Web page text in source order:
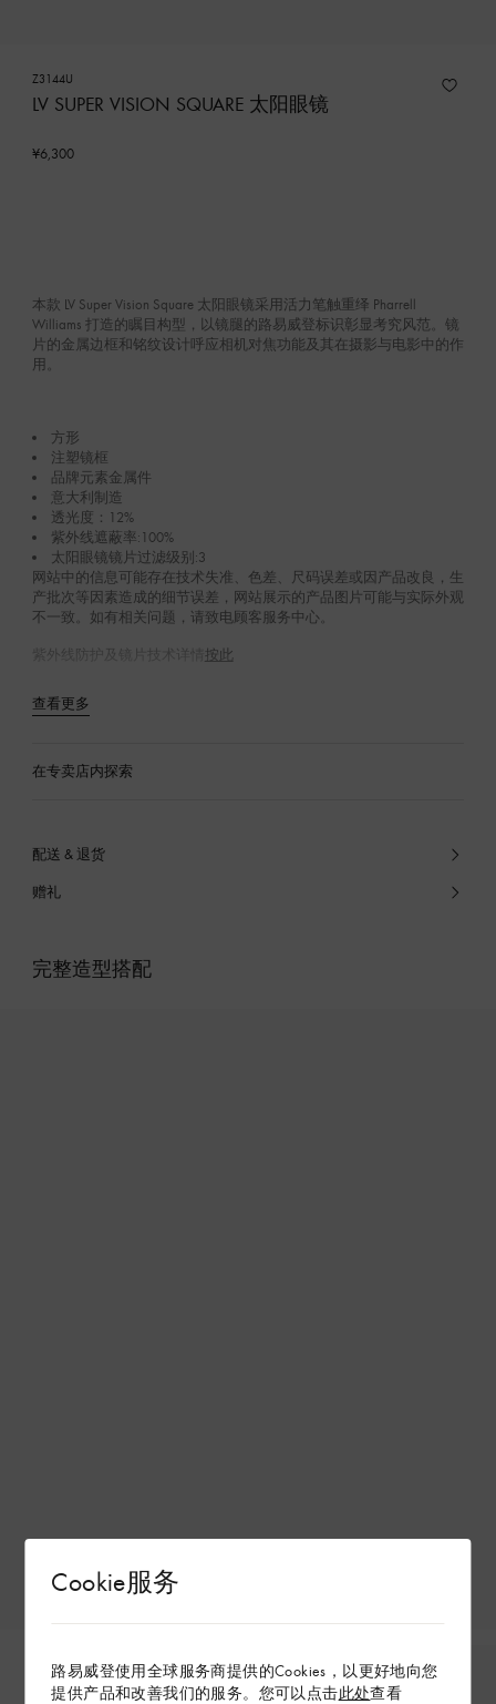
Cookie服务
路易威登使用全球服务商提供的Cookies，以更好地向您
提供产品和改善我们的服务。您可以点击此处查看
Z3144U
LV SUPER VISION SQUARE 太阳眼镜
¥6,300
本款 LV Super Vision Square 太阳眼镜采用活力笔触重绎 Pharrell
Williams 打造的瞩目构型，以镜腿的路易威登标识彰显考究风范。镜
片的金属边框和铭纹设计呼应相机对焦功能及其在摄影与电影中的作
用。
方形
注塑镜框
品牌元素金属件
意大利制造
透光度：12%
紫外线遮蔽率:100%
太阳眼镜镜片过滤级别:3
网站中的信息可能存在技术失准、色差、尺码误差或因产品改良，生
产批次等因素造成的细节误差，网站展示的产品图片可能与实际外观
不一致。如有相关问题，请致电顾客服务中心。
紫外线防护及镜片技术详情 按此
查看更多
在专卖店内探索
配送 & 退货
赠礼
完整造型搭配